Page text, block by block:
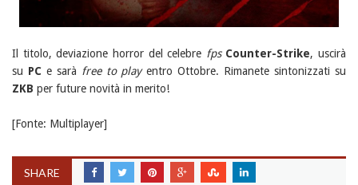
Il titolo, deviazione horror del celebre fps Counter-Strike, uscirà
su PCe sarà free to playentro Ottobre. Rimanete sintonizzati su
ZKB per future novità in merito!
[Fonte: Multiplayer]
SHARE